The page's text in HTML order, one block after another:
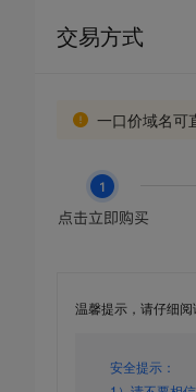
交易方式
一口价域名可
温馨提示，请仔细阅
安全提示：